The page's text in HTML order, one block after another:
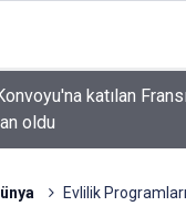
katılan
bıyığı olsa amcamdan
miydik?
Evlilik